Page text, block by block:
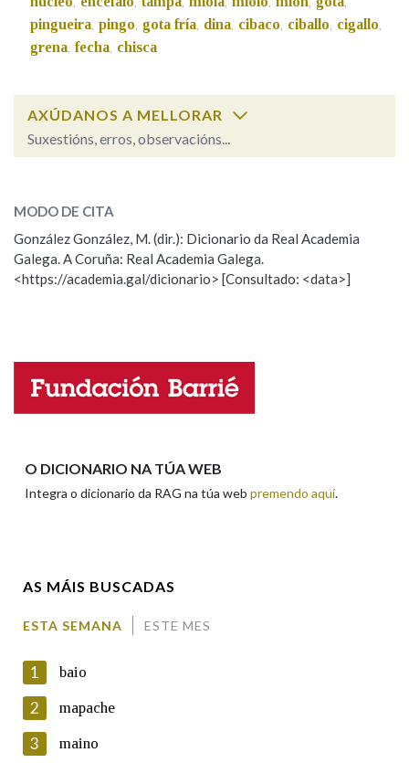
Marcas gramaticais
LIMPAR
pingueira, pingo, gota fría, dina, cibaco, ciballo, cigallo,
grena, fecha, chisca
AXÚDANOS A MELLORAR
Suxestións, erros, observacións...
ESCOLLE UNHA OPCIÓN:
Observación Hai un erro na palabra
Propoño mellorar a definición
Nome
En cumprimento da normativa vixente en materia de
MODO DE CITA
González González, M. (dir.): Dicionario da Real Academia
Galega. A Coruña: Real Academia Galega.
<https://academia.gal/dicionario> [Consultado: <data>]
O DICIONARIO NA TÚA WEB
Integra o dicionario da RAG na túa web premendo aquí.
AS MÁIS BUSCADAS
ESTA SEMANA ESTE MES
1 baio
2 mapache
3 maino